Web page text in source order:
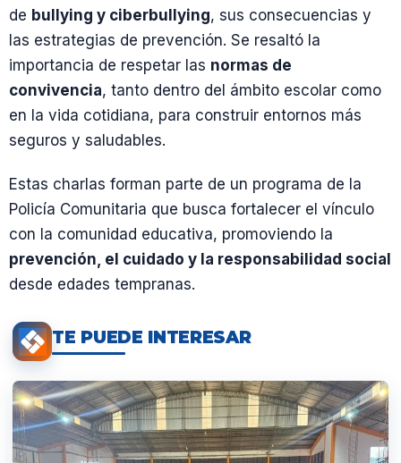
de bullying y ciberbullying, sus consecuencias y
las estrategias de prevención. Se resaltó la
importancia de respetar las normas de
convivencia, tanto dentro del ámbito escolar como
en la vida cotidiana, para construir entornos más
seguros y saludables.
Estas charlas forman parte de un programa de la
Policía Comunitaria que busca fortalecer el vínculo
con la comunidad educativa, promoviendo la
prevención, el cuidado y la responsabilidad social
desde edades tempranas.
TE PUEDE INTERESAR